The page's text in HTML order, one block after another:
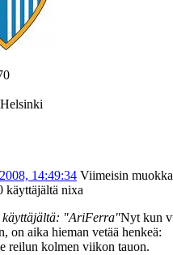
14:49:34 Viimeisin
käyttäjältä nixa
käyttäjältä: "AriFerra"Nyt kun
on aika hieman vetää henkeä:
reilun kolmen viikon tauon.